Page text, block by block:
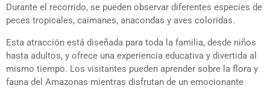
Durante el recorrido, se pueden observar diferentes especies de
peces tropicales, caimanes, anacondas y aves coloridas.
Esta atracción está diseñada para toda la familia, desde niños
hasta adultos, y ofrece una experiencia educativa y divertida al
mismo tiempo. Los visitantes pueden aprender sobre la flora y
fauna del Amazonas mientras disfrutan de un emocionante